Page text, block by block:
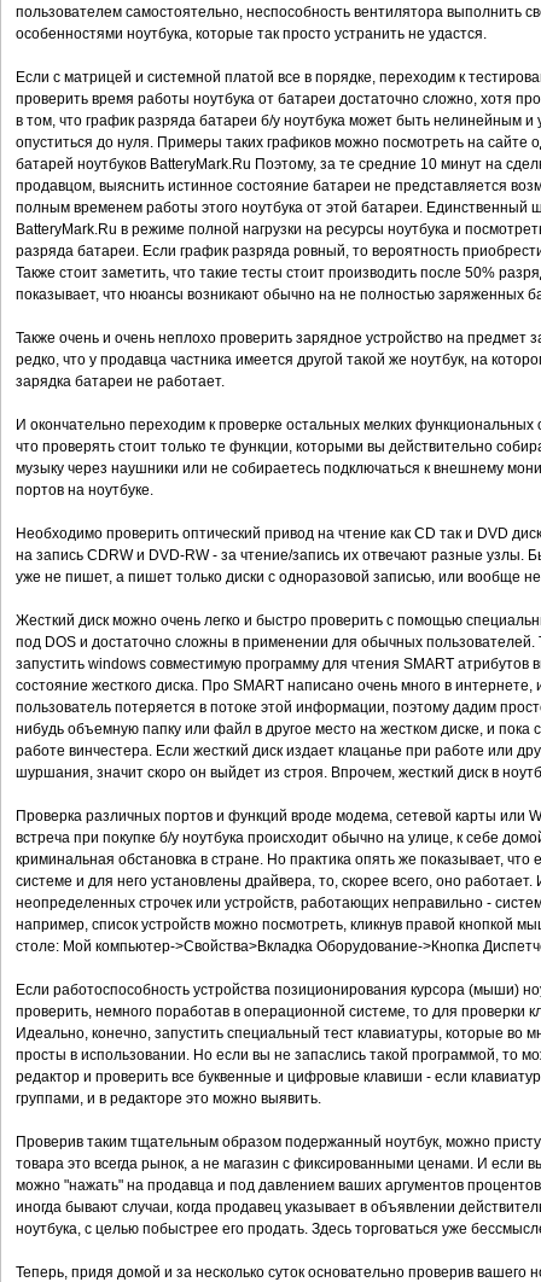
пользователем самостоятельно, неспособность вентилятора выполнить
особенностями ноутбука, которые так просто устранить не удастся.
Если с матрицей и системной платой все в порядке, переходим к
проверить время работы ноутбука от батареи достаточно сложно, хотя
в том, что график разряда батареи б/у ноутбука может быть нелинейным
опуститься до нуля. Примеры таких графиков можно посмотреть на сайте
батарей ноутбуков BatteryMark.Ru Поэтому, за те средние 10 минут на
продавцом, выяснить истинное состояние батареи не представляется
полным временем работы этого ноутбука от этой батареи. Единственный
BatteryMark.Ru в режиме полной нагрузки на ресурсы ноутбука и
разряда батареи. Если график разряда ровный, то вероятность
Также стоит заметить, что такие тесты стоит производить после 50%
показывает, что нюансы возникают обычно на не полностью заряженных
Также очень и очень неплохо проверить зарядное устройство на предмет
редко, что у продавца частника имеется другой такой же ноутбук, на
зарядка батареи не работает.
И окончательно переходим к проверке остальных мелких функциональных
что проверять стоит только те функции, которыми вы действительно
музыку через наушники или не собираетесь подключаться к внешнему
портов на ноутбуке.
Необходимо проверить оптический привод на чтение как CD так и DVD
на запись CDRW и DVD-RW - за чтение/запись их отвечают разные узлы.
уже не пишет, а пишет только диски с одноразовой записью, или вообще
Жесткий диск можно очень легко и быстро проверить с помощью
под DOS и достаточно сложны в применении для обычных пользователей.
запустить windows совместимую программу для чтения SMART
состояние жесткого диска. Про SMART написано очень много в
пользователь потеряется в потоке этой информации, поэтому дадим
нибудь объемную папку или файл в другое место на жестком диске, и пока
работе винчестера. Если жесткий диск издает клацанье при работе или
шуршания, значит скоро он выйдет из строя. Впрочем, жесткий диск в
Проверка различных портов и функций вроде модема, сетевой карты или
встреча при покупке б/у ноутбука происходит обычно на улице, к себе
криминальная обстановка в стране. Но практика опять же показывает,
системе и для него установлены драйвера, то, скорее всего, оно работает.
неопределенных строчек или устройств, работающих неправильно -
например, список устройств можно посмотреть, кликнув правой кнопкой
столе: Мой компьютер->Свойства>Вкладка Оборудование->Кнопка
Если работоспособность устройства позиционирования курсора (мыши)
проверить, немного поработав в операционной системе, то для проверки
Идеально, конечно, запустить специальный тест клавиатуры, которые во
просты в использовании. Но если вы не запаслись такой программой, то
редактор и проверить все буквенные и цифровые клавиши - если
группами, и в редакторе это можно выявить.
Проверив таким тщательным образом подержанный ноутбук, можно
товара это всегда рынок, а не магазин с фиксированными ценами. И если
можно "нажать" на продавца и под давлением ваших аргументов
иногда бывают случаи, когда продавец указывает в объявлении
ноутбука, с целью побыстрее его продать. Здесь торговаться уже
Теперь, придя домой и за несколько суток основательно проверив вашего